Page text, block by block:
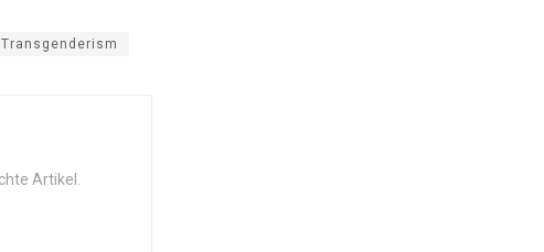
Transgenderism
Artikel.